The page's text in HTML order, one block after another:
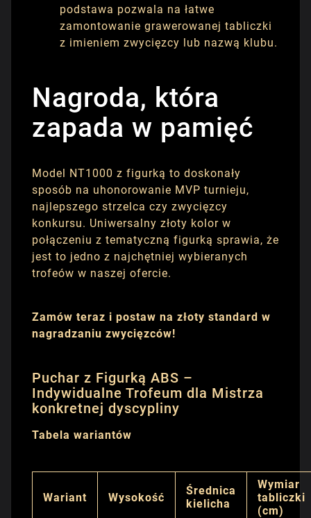
podstawa pozwala na łatwe
zamontowanie grawerowanej tabliczki
z imieniem zwycięzcy lub nazwą klubu.
Nagroda, która
zapada w pamięć
Model NT1000 z figurką to doskonały
sposób na uhonorowanie MVP turnieju,
najlepszego strzelca czy zwycięzcy
konkursu. Uniwersalny złoty kolor w
połączeniu z tematyczną figurką sprawia, że
jest to jedno z najchętniej wybieranych
trofeów w naszej ofercie.
Zamów teraz i postaw na złoty standard w
nagradzaniu zwycięzców!
Puchar z Figurką ABS –
Indywidualne Trofeum dla Mistrza
konkretnej dyscypliny
Tabela wariantów
Wariant Wysokość
Średnica
kielicha
Wymiar
tabliczki
(cm)